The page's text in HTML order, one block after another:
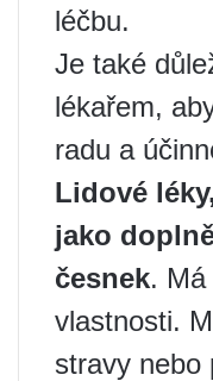
léčbu.
Je také
lékařem,
radu a
Lidové
jako
česnek.
vlastnosti.
stravy nebo